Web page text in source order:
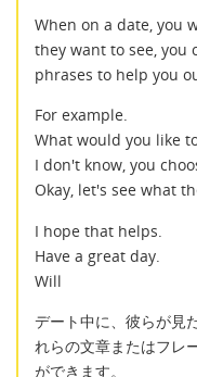
When on a date, you
they want to see, you
phrases to help you
For example.
What would you like
I don't know, you
Okay, let's see what
I hope that helps.
Have a great day.
Will
デート中に、彼らが見
れらの文章またはフレ
ができます。